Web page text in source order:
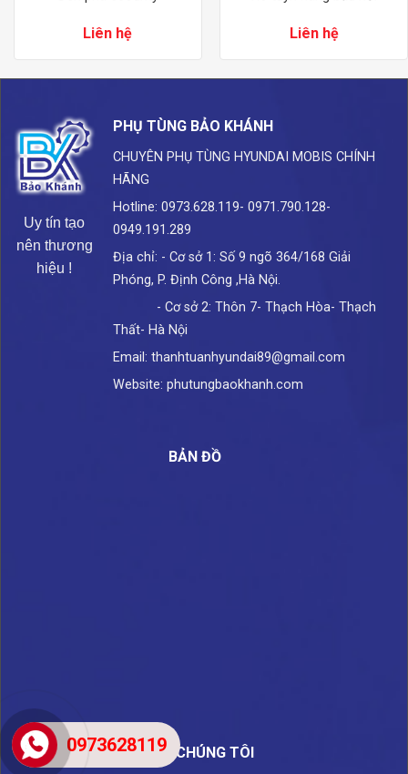
Liên hệ Liên hệ
Uy tín tạo
nên thương
hiệu !
PHỤ TÙNG BẢO KHÁNH
CHUYÊN PHỤ TÙNG HYUNDAI MOBIS CHÍNH
HÃNG
Hotline: 0973.628.119- 0971.790.128-
0949.191.289
Địa chỉ: - Cơ sở 1: Số 9 ngõ 364/168 Giải
Phóng, P. Định Công ,Hà Nội.
- Cơ sở 2: Thôn 7- Thạch Hòa- Thạch
Thất- Hà Nội
Email: thanhtuanhyundai89@gmail.com
Website: phutungbaokhanh.com
BẢN ĐỒ
VỀ CHÚNG TÔI
0973628119